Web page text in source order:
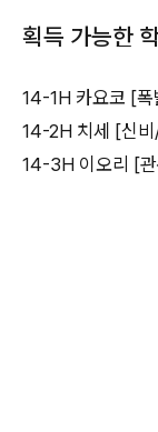
획득 가능한
14-1H 카요코 [폭
14-2H 치세 [신
14-3H 이오리 [